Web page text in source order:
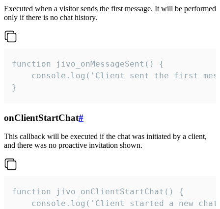
Executed when a visitor sends the first message. It will be performed
only if there is no chat history.
function jivo_onMessageSent() {
console.log('Client sent the first
}
onClientStartChat#
This callback will be executed if the chat was initiated by a client,
and there was no proactive invitation shown.
function jivo_onClientStartChat() {
console.log('Client started a new